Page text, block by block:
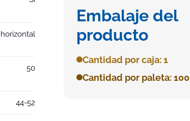
horizontal
50
44-52
Embalaje del
producto
Cantidad por caja: 1
Cantidad por paleta: 100